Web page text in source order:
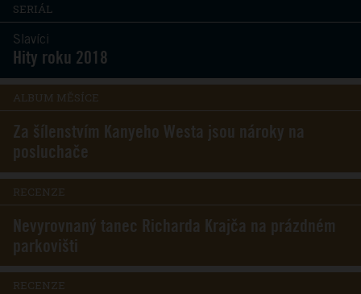
SERIÁL
Slavíci
Hity roku 2018
ALBUM MĚSÍCE
Za šílenstvím Kanyeho Westa jsou nároky na
posluchače
RECENZE
Nevyrovnaný tanec Richarda Krajča na prázdném
parkovišti
RECENZE